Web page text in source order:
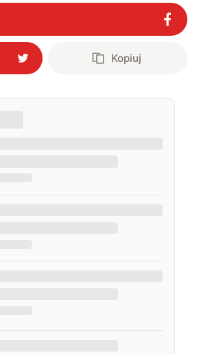
Kopiuj